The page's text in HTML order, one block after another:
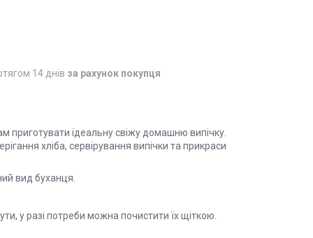
14 днів за рахунок покупця
ідеальну свіжу домашню випічку.
хліба, сервірування випічки та прикраси
вид буханця.
у разі потреби можна почистити їх щіткою.